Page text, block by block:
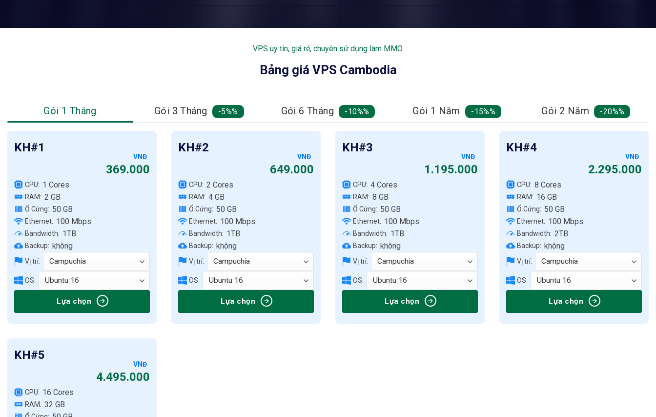
VPS uy tín, giá rẻ, chuyên sử dụng làm MMO.
Bảng giá VPS Cambodia
Gói 1 Tháng Gói 3 Tháng -5% Gói 6 Tháng -10% Gói 1 Năm -15% Gói 2 Năm -20%
KH#1
VNĐ
369.000
CPU: 1 Cores
RAM: 2 GB
Ổ Cứng: 50 GB
Ethernet: 100 Mbps
Bandwidth: 1TB
Backup: không
Vị trí:
OS:
Lựa chọn
KH#2
VNĐ
649.000
CPU: 2 Cores
RAM: 4 GB
Ổ Cứng: 50 GB
Ethernet: 100 Mbps
Bandwidth: 1TB
Backup: không
Vị trí:
OS:
Lựa chọn
KH#3
VNĐ
1.195.000
CPU: 4 Cores
RAM: 8 GB
Ổ Cứng: 50 GB
Ethernet: 100 Mbps
Bandwidth: 1TB
Backup: không
Vị trí:
OS:
Lựa chọn
KH#4
VNĐ
2.295.000
CPU: 8 Cores
RAM: 16 GB
Ổ Cứng: 50 GB
Ethernet: 100 Mbps
Bandwidth: 2TB
Backup: không
Vị trí:
OS:
Lựa chọn
KH#5
VNĐ
4.495.000
CPU: 16 Cores
RAM: 32 GB